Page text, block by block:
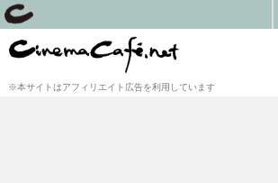
※本サイトはアフィリエイト広告を利用しています